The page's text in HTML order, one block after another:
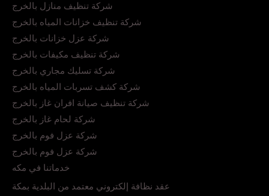
شركة تنظيف منازل بالخرج
شركة تنظيف خزانات المياه بالخرج
شركة عزل خزانات بالخرج
شركة تنظيف مكيفات بالخرج
شركة تسليك مجاري بالخرج
شركة كشف تسربات المياه بالخرج
شركة تنظيف صيانة افران غاز بالخرج
شركة لحام غاز بالخرج
شركة عزل فوم بالخرج
شركة عزل فوم بالخرج
خدماتنا في مكه
عقد نظافة إلكتروني معتمد من البلدية بمكة